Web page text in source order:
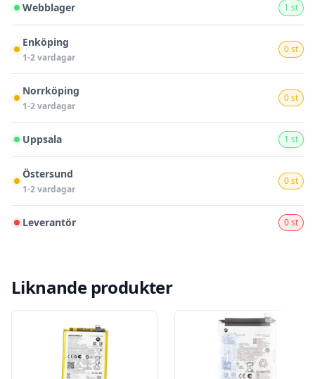
Webblager 1 st
Enköping
1-2 vardagar
0 st
Norrköping
1-2 vardagar
0 st
Uppsala 1 st
Östersund
1-2 vardagar
0 st
Leverantör 0 st
Liknande produkter